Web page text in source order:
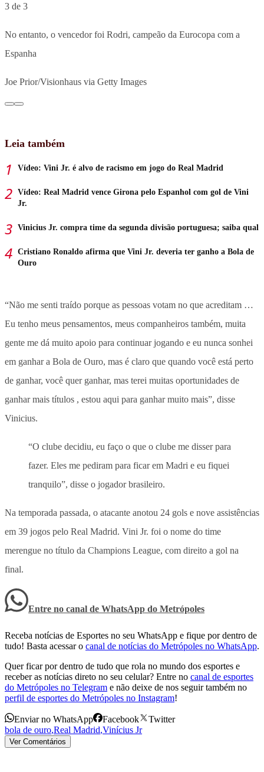
3 de 3
No entanto, o vencedor foi Rodri, campeão da Eurocopa com a
Espanha
Joe Prior/Visionhaus via Getty Images
Leia também
Vídeo: Vini Jr. é alvo de racismo em jogo do Real Madrid
Vídeo: Real Madrid vence Girona pelo Espanhol com gol de Vini
Jr.
Vinicius Jr. compra time da segunda divisão portuguesa; saiba qual
Cristiano Ronaldo afirma que Vini Jr. deveria ter ganho a Bola de
Ouro
“Não me senti traído porque as pessoas votam no que acreditam …
Eu tenho meus pensamentos, meus companheiros também, muita
gente me dá muito apoio para continuar jogando e eu nunca sonhei
em ganhar a Bola de Ouro, mas é claro que quando você está perto
de ganhar, você quer ganhar, mas terei muitas oportunidades de
ganhar mais títulos , estou aqui para ganhar muito mais”, disse
Vinicius.
“O clube decidiu, eu faço o que o clube me disser para
fazer. Eles me pediram para ficar em Madri e eu fiquei
tranquilo”, disse o jogador brasileiro.
Na temporada passada, o atacante anotou 24 gols e nove assistências
em 39 jogos pelo Real Madrid. Vini Jr. foi o nome do time
merengue no título da Champions League, com direito a gol na
final.
Entre no canal de WhatsApp do Metrópoles
Receba notícias de Esportes no seu WhatsApp e fique por dentro de
tudo! Basta acessar o canal de notícias do Metrópoles no WhatsApp.
Quer ficar por dentro de tudo que rola no mundo dos esportes e
receber as notícias direto no seu celular? Entre no canal de esportes
do Metrópoles no Telegram e não deixe de nos seguir também no
perfil de esportes do Metrópoles no Instagram!
Enviar no WhatsApp Facebook
Twitter
bola de ouro,Real Madrid,Vinícius Jr
Ver Comentários